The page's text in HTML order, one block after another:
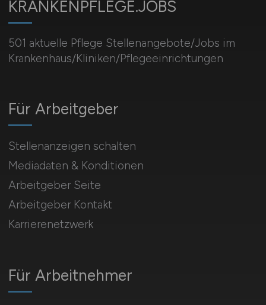
KRANKENPFLEGE.JOBS
501 aktuelle Pflege Stellenangebote/Jobs im
Krankenhaus/Kliniken/Pflegeeinrichtungen
Für Arbeitnehmer
Für Arbeitgeber
Stellenanzeigen schalten
Mediadaten & Konditionen
Arbeitgeber Seite
Arbeitgeber Kontakt
Karrierenetzwerk